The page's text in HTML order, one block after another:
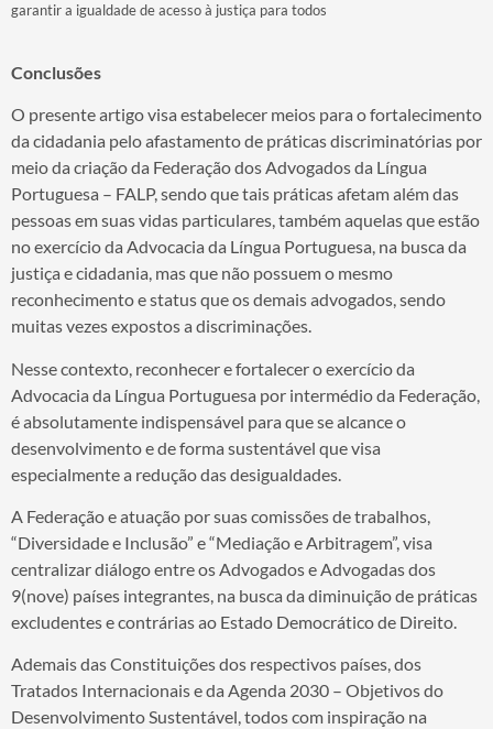
garantir a igualdade de acesso à justiça para todos
Conclusões
O presente artigo visa estabelecer meios para o fortalecimento
da cidadania pelo afastamento de práticas discriminatórias por
meio da criação da Federação dos Advogados da Língua
Portuguesa – FALP, sendo que tais práticas afetam além das
pessoas em suas vidas particulares, também aquelas que estão
no exercício da Advocacia da Língua Portuguesa, na busca da
justiça e cidadania, mas que não possuem o mesmo
reconhecimento e status que os demais advogados, sendo
muitas vezes expostos a discriminações.
Nesse contexto, reconhecer e fortalecer o exercício da
Advocacia da Língua Portuguesa por intermédio da Federação,
é absolutamente indispensável para que se alcance o
desenvolvimento e de forma sustentável que visa
especialmente a redução das desigualdades.
A Federação e atuação por suas comissões de trabalhos,
“Diversidade e Inclusão” e “Mediação e Arbitragem”, visa
centralizar diálogo entre os Advogados e Advogadas dos
9(nove) países integrantes, na busca da diminuição de práticas
excludentes e contrárias ao Estado Democrático de Direito.
Ademais das Constituições dos respectivos países, dos
Tratados Internacionais e da Agenda 2030 – Objetivos do
Desenvolvimento Sustentável, todos com inspiração na